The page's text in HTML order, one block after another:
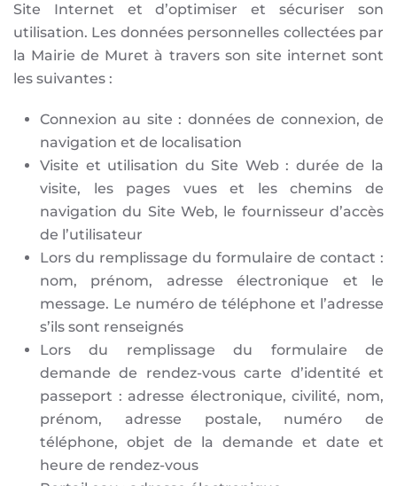
Site Internet et d’optimiser et sécuriser son
utilisation. Les données personnelles collectées par
la Mairie de Muret à travers son site internet sont
les suivantes :
Connexion au site : données de connexion, de
navigation et de localisation
Visite et utilisation du Site Web : durée de la
visite, les pages vues et les chemins de
navigation du Site Web, le fournisseur d’accès
de l’utilisateur
Lors du remplissage du formulaire de contact :
nom, prénom, adresse électronique et le
message. Le numéro de téléphone et l’adresse
s’ils sont renseignés
Lors du remplissage du formulaire de
demande de rendez-vous carte d’identité et
passeport : adresse électronique, civilité, nom,
prénom, adresse postale, numéro de
téléphone, objet de la demande et date et
heure de rendez-vous